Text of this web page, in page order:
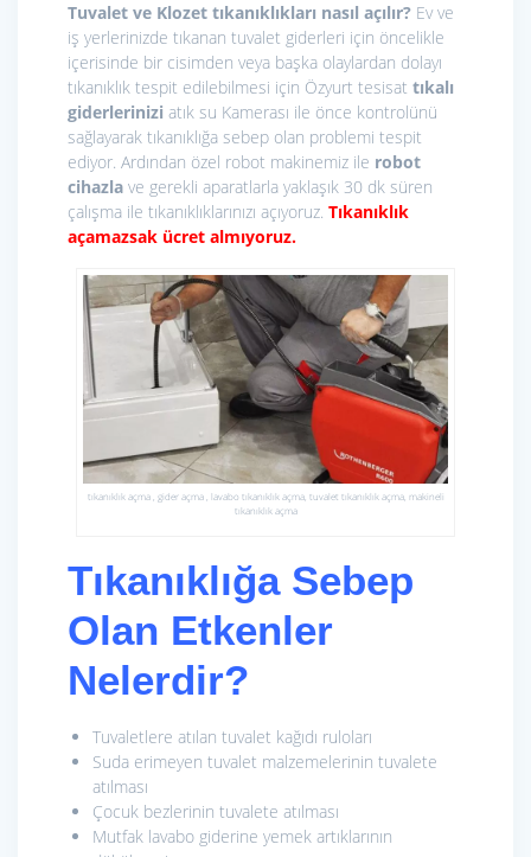
Tuvalet ve Klozet tıkanıklıkları nasıl açılır? Ev ve
iş yerlerinizde tıkanan tuvalet giderleri için öncelikle
içerisinde bir cisimden veya başka olaylardan dolayı
tıkanıklık tespit edilebilmesi için Özyurt tesisat tıkalı
giderlerinizi atık su Kamerası ile önce kontrolünü
sağlayarak tıkanıklığa sebep olan problemi tespit
ediyor. Ardından özel robot makinemiz ile robot
cihazla ve gerekli aparatlarla yaklaşık 30 dk süren
çalışma ile tıkanıklıklarınızı açıyoruz. Tıkanıklık
açamazsak ücret almıyoruz.
tıkanıklık açma , gider açma , lavabo tıkanıklık açma, tuvalet tıkanıklık açma, makineli
tıkanıklık açma
Tıkanıklığa Sebep
Olan Etkenler
Nelerdir?
Tuvaletlere atılan tuvalet kağıdı ruloları
Suda erimeyen tuvalet malzemelerinin tuvalete
atılması
Çocuk bezlerinin tuvalete atılması
Mutfak lavabo giderine yemek artıklarının